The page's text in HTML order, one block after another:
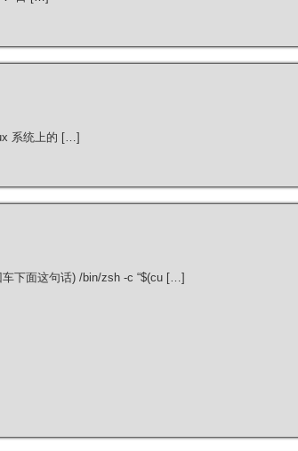
系统上的 […]
下面这句话) /bin/zsh -c “$(cu […]